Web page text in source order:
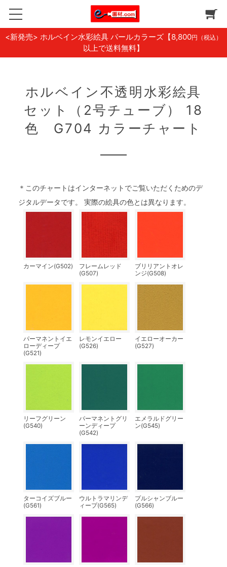
<新発売> ホルベイン水彩絵具 パールカラーズ 【8,800円（税込）
以上で送料無料】
ホルベイン不透明水彩絵具
セット（2号チューブ） 18
色 G704 カラーチャート
＊このチャートはインターネットでご覧いただくためのデ
ジタルデータです。 実際の絵具の色とは異なります。
カーマイン(G502)
フレームレッド
(G507)
ブリリアントオレ
ンジ(G508)
パーマネントイエ
ローディープ
(G521)
レモンイエロー
(G526)
イエローオーカー
(G527)
リーフグリーン
(G540)
パーマネントグリ
ーンディープ
(G542)
エメラルドグリー
ン(G545)
ターコイズブルー
(G561)
ウルトラマリンデ
ィープ(G565)
プルシャンブルー
(G566)